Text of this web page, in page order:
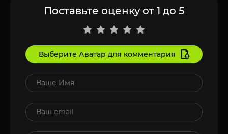
Поставьте оценку от 1 до 5
Выберите Аватар для комментария